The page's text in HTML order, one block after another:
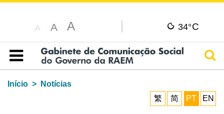
A A A 34°C
Índice
Início
Notícias
繁
简 PT EN